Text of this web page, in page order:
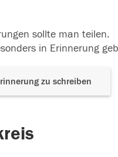
sollte man teilen.
in Erinnerung
zu schreiben